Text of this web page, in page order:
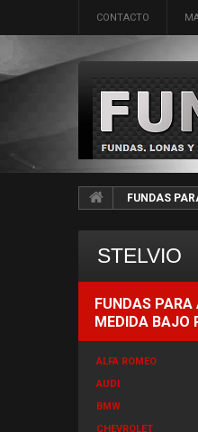
CONTACTO
FUNDAS
STELVIO
FUNDAS
MEDIDA BAJO
ALFA ROMEO
AUDI
BMW
CHEVROLET